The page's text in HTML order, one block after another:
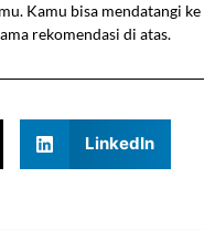
Kamu bisa mendatangi ke
rekomendasi di atas.
LinkedIn